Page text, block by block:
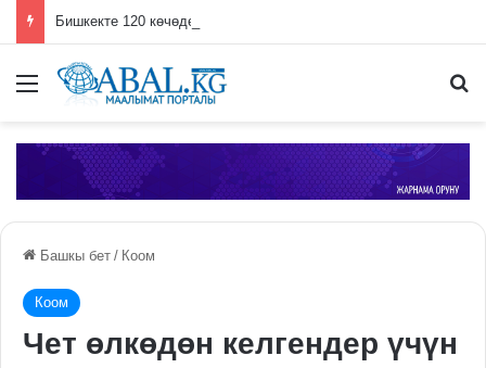
Бишкекте 120 көчөдө жол оңдоо иштери жүрүп жатат
Меню
Башкы бет / Коом
Коом
Чет өлкөдөн келгендер үчүн